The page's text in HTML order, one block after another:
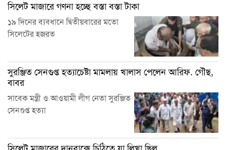
সিলেট মাজারে গণনা হচ্ছে বস্তা বস্তা টাকা
১৯ দিনের ব্যবধানে দ্বিতীয়বারের মতো
সিলেটের হজরত
সুরঞ্জিত সেনগুপ্ত হত্যাচেষ্টা মামলায় খালাস পেলেন আরিফ. গৌছ,
বাবর
সাবেক মন্ত্রী ও আওয়ামী লীগ নেতা সুরঞ্জিত
সেনগুপ্ত হত্যা